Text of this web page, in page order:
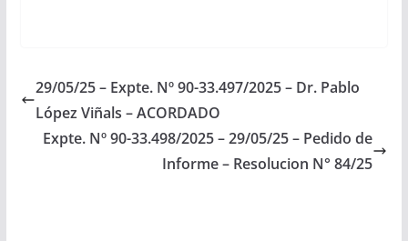
Medio Ambiente). Ley
13/03/2025 Proyecto
de Ley LA CÁMARA DE
29/05/25 – Expte. Nº 90-33.497/2025 – Dr. Pablo
López Viñals – ACORDADO
Expte. Nº 90-33.498/2025 – 29/05/25 – Pedido de
Informe – Resolucion N° 84/25